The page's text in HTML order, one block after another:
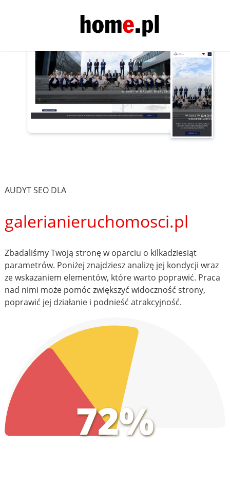
AUDYT SEO DLA
galerianieruchomosci.pl
Zbadaliśmy Twoją stronę w oparciu o kilkadziesiąt
parametrów. Poniżej znajdziesz analizę jej kondycji wraz
ze wskazaniem elementów, które warto poprawić. Praca
nad nimi może pomóc zwiększyć widoczność strony,
poprawić jej działanie i podnieść atrakcyjność.
72%